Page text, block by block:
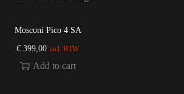
Mosconi Pico 4 SA
€ 399,00 incl. BTW
Add to cart